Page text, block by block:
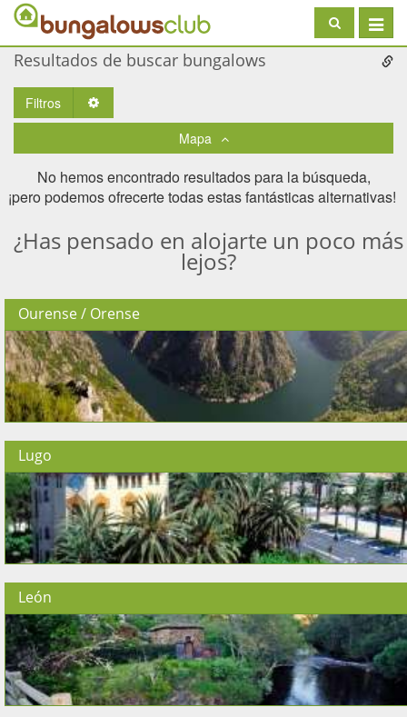
Toggle
Resultados de buscar bungalows
Filtros
Mapa
No hemos encontrado resultados para la búsqueda,
¡pero podemos ofrecerte todas estas fantásticas alternativas! ​
¿Has pensado en alojarte un poco más
lejos?
Ourense / Orense
Lugo
León